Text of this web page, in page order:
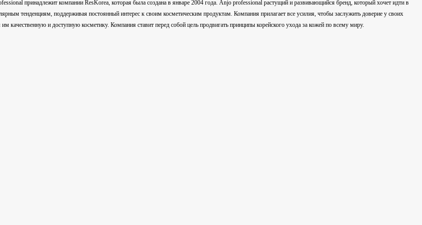
принадлежит компании ResKorea, которая была создана в январе 2004 года. Anjo professional растущий и развивающийся бренд, который хочет идти в
тенденциям, поддерживая постоянный интерес к своим косметическим продуктам. Компания прилагает все усилия, чтобы заслужить доверие у своих
им качественную и доступную косметику. Компания ставит перед собой цель продвигать принципы корейского ухода за кожей по всему миру.